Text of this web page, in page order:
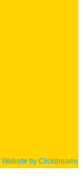
Website by Clickdreams